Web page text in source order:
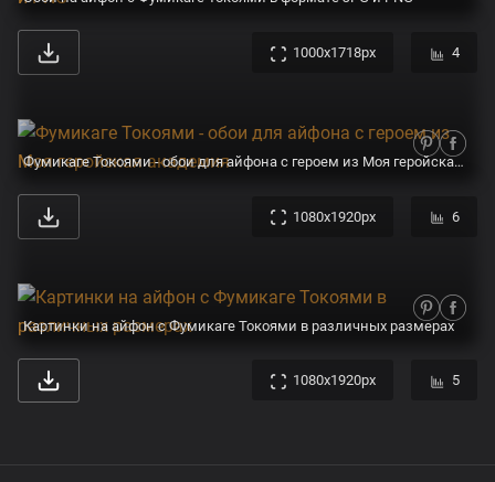
1000x1718px 4
Фумикаге Токоями - обои для айфона с героем из Моя геройская академия
1080x1920px 6
Картинки на айфон с Фумикаге Токоями в различных размерах
1080x1920px 5